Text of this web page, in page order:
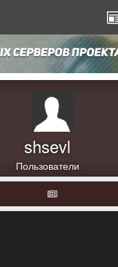
shsevl
Пользователи